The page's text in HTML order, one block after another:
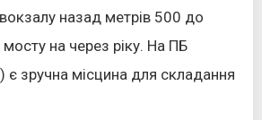
назад метрів 500 до
на через ріку. На ПБ
є зручна місцина для складання